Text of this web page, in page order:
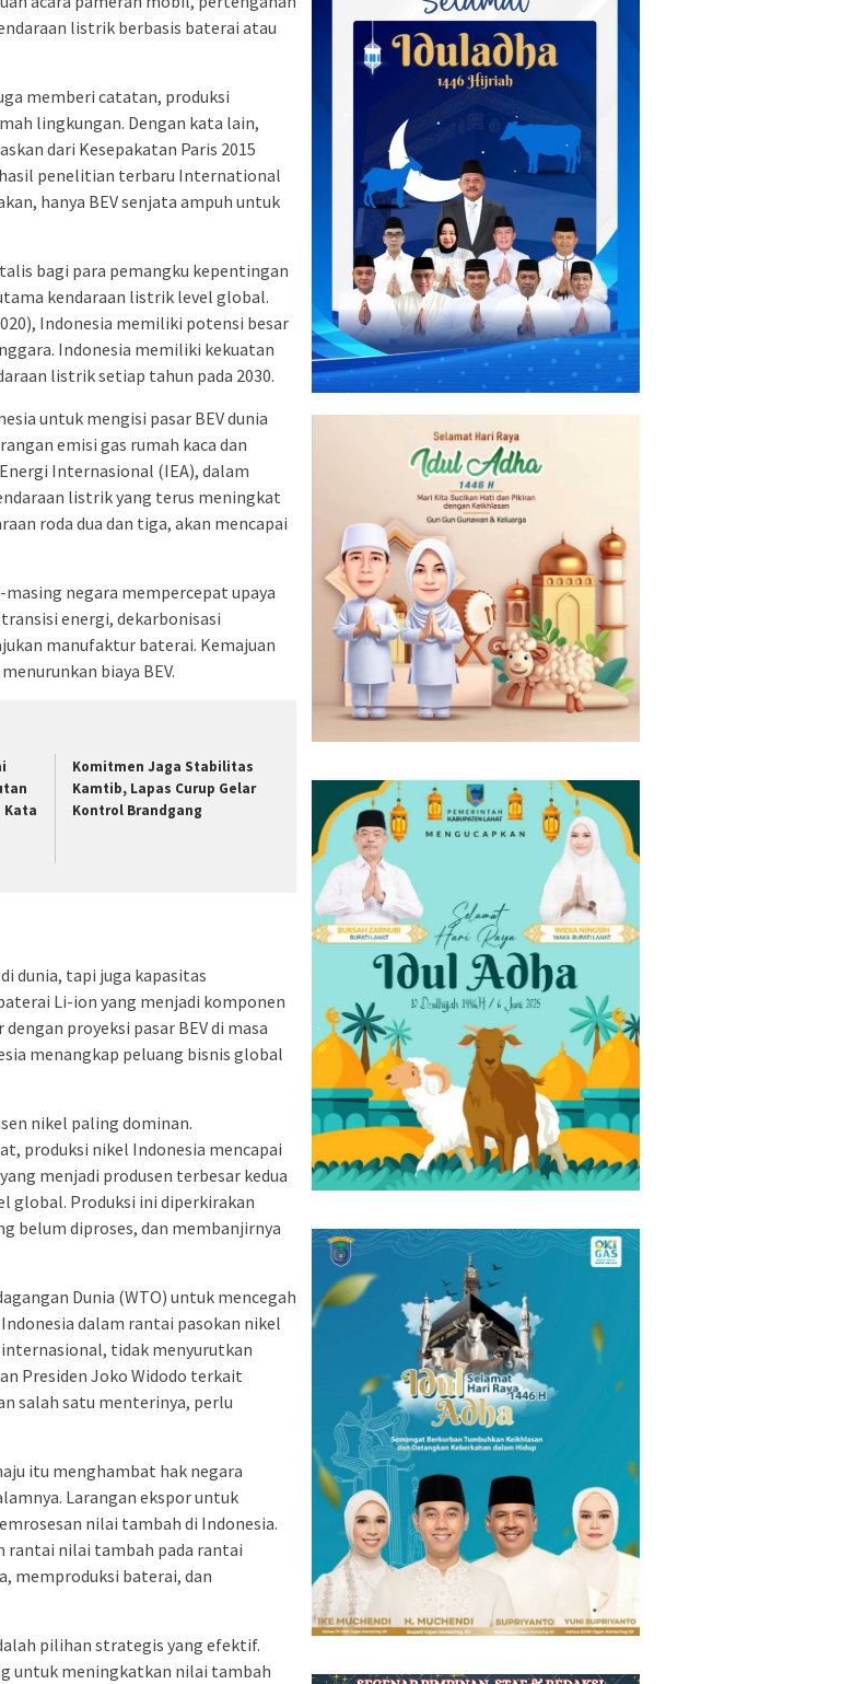
listrik berbasis baterai atau
memberi catatan, produksi
lingkungan. Dengan kata lain,
dari Kesepakatan Paris 2015
penelitian terbaru International
hanya BEV senjata ampuh untuk
bagi para pemangku kepentingan
kendaraan listrik level global.
Indonesia memiliki potensi besar
Indonesia memiliki kekuatan
listrik setiap tahun pada 2030.
untuk mengisi pasar BEV dunia
emisi gas rumah kaca dan
Internasional (IEA), dalam
listrik yang terus meningkat
roda dua dan tiga, akan mencapai
negara mempercepat upaya
energi, dekarbonisasi
manufaktur baterai. Kemajuan
biaya BEV.
Kata
Komitmen Jaga Stabilitas
Kamtib, Lapas Curup Gelar
Kontrol Brandgang
dunia, tapi juga kapasitas
Li-ion yang menjadi komponen
proyeksi pasar BEV di masa
menangkap peluang bisnis global
nikel paling dominan.
produksi nikel Indonesia mencapai
menjadi produsen terbesar kedua
global. Produksi ini diperkirakan
belum diproses, dan membanjirnya
Dunia (WTO) untuk mencegah
dalam rantai pasokan nikel
tidak menyurutkan
Presiden Joko Widodo terkait
salah satu menterinya, perlu
itu menghambat hak negara
Larangan ekspor untuk
nilai tambah di Indonesia.
rantai nilai tambah pada rantai
memproduksi baterai, dan
pilihan strategis yang efektif.
untuk meningkatkan nilai tambah